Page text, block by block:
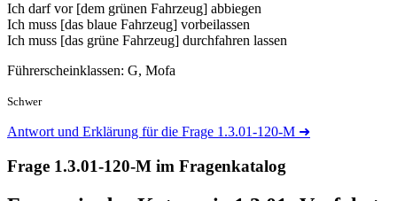
Ich darf vor [dem grünen Fahrzeug] abbiegen
Ich muss [das blaue Fahrzeug] vorbeilassen
Ich muss [das grüne Fahrzeug] durchfahren lassen
Führerscheinklassen: G, Mofa
Schwer
Antwort und Erklärung für die Frage 1.3.01-120-M ➜
Frage 1.3.01-120-M im Fragenkatalog